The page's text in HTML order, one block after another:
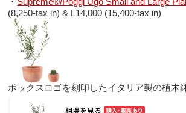
(8,250-tax in) & L14,000 (15,400-tax in)
ボックスロゴを刻印したイタリア製の植木